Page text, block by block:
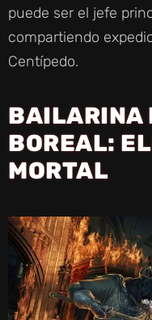
puede ser el jefe
compartiendo
Centípedo.
BAILARINA
BOREAL:
MORTAL